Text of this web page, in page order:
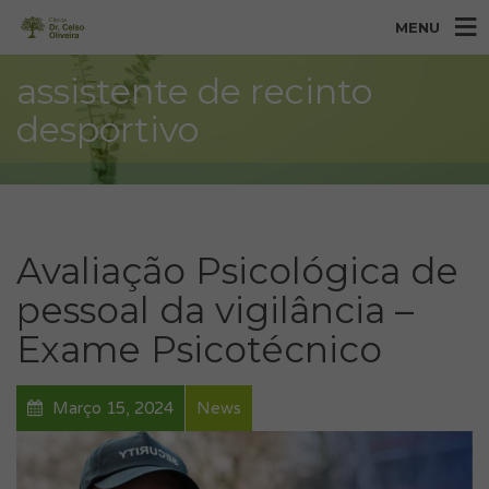
MENU
assistente de recinto
desportivo
Avaliação Psicológica de
pessoal da vigilância –
Exame Psicotécnico
Março 15, 2024 News